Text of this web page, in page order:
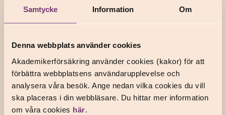
Samtycke Information Om
Denna webbplats använder cookies
Akademikerförsäkring använder cookies (kakor) för att
förbättra webbplatsens användarupplevelse och
analysera våra besök. Ange nedan vilka cookies du vill
ska placeras i din webbläsare. Du hittar mer information
om våra cookies här
Det lönar sig att ha koll på din